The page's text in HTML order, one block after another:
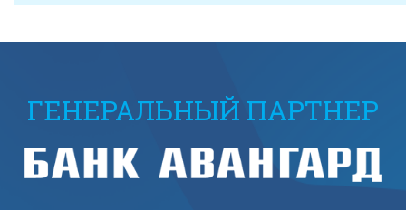
ГЕНЕРАЛЬНЫЙ ПАРТНЕР